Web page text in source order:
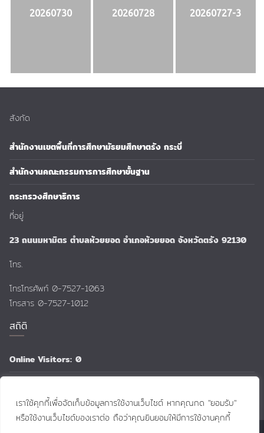
เราใช้คุกกี้เพื่อจัดเก็บข้อมูลการใช้งานเว็บไซต์ หากคุณกด "ยอมรับ"
หรือใช้งานเว็บไซต์ของเราต่อ ถือว่าคุณยินยอมให้มีการใช้งานคุกกี้
20260730 20260728 20260727-3
สังกัด
สำนักงานเขตพื้นที่การศึกษามัธยมศึกษาตรัง กระบี่
สำนักงานคณะกรรมการการศึกษาขั้นฐาน
กระทรวงศึกษาธิการ
ที่อยู่
23 ถนนมหามิตร ตำบลห้วยยอด อำเภอห้วยยอด จังหวัดตรัง 92130
โทร.
โทรโทรศัพท์ 0-7527-1063
โทรสาร 0-7527-1012
สถิติ
Online Visitors: 0